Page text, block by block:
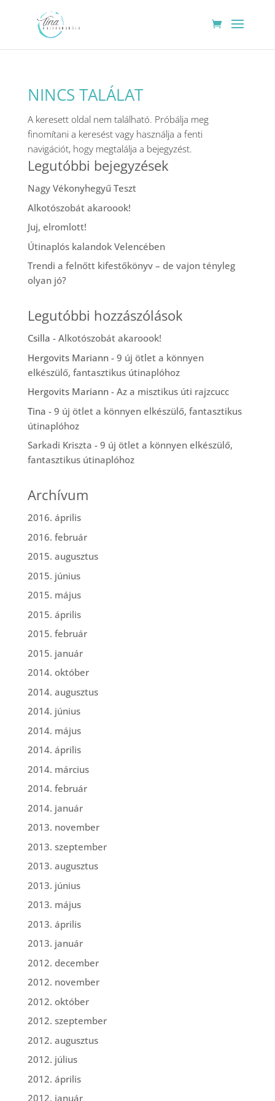
NINCS TALÁLAT
A keresett oldal nem található. Próbálja meg
finomítani a keresést vagy használja a fenti
navigációt, hogy megtalálja a bejegyzést.
Legutóbbi bejegyzések
Nagy Vékonyhegyű Teszt
Alkotószobát akaroook!
Juj, elromlott!
Útinaplós kalandok Velencében
Trendi a felnőtt kifestőkönyv – de vajon tényleg
olyan jó?
Legutóbbi hozzászólások
Csilla - Alkotószobát akaroook!
Hergovits Mariann- 9 új ötlet a könnyen
elkészülő, fantasztikus útinaplóhoz
Hergovits Mariann- Az a misztikus úti rajzcucc
Tina - 9 új ötlet a könnyen elkészülő, fantasztikus
útinaplóhoz
Sarkadi Kriszta - 9 új ötlet a könnyen elkészülő,
fantasztikus útinaplóhoz
Archívum
2016. április
2016. február
2015. augusztus
2015. június
2015. május
2015. április
2015. február
2015. január
2014. október
2014. augusztus
2014. június
2014. május
2014. április
2014. március
2014. február
2014. január
2013. november
2013. szeptember
2013. augusztus
2013. június
2013. május
2013. április
2013. január
2012. december
2012. november
2012. október
2012. szeptember
2012. augusztus
2012. július
2012. április
2012. január